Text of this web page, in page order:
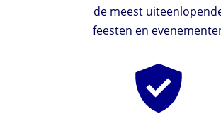
de meest
feesten en